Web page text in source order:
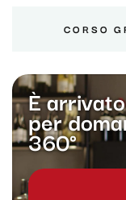
CORSO
È
per
360°